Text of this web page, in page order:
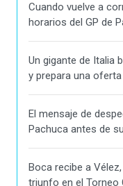
Cuando vuelve a
horarios del GP de
Un gigante de Italia
y prepara una oferta
El mensaje de
Pachuca antes de
Boca recibe a
triunfo en el Torneo